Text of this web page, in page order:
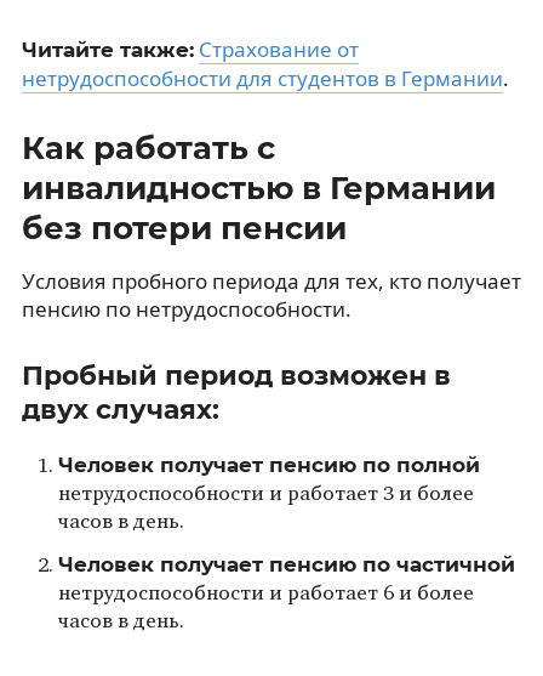
Читайте также: Страхование от
нетрудоспособности для студентов в Германии.
Как работать с
инвалидностью в Германии
без потери пенсии
Условия пробного периода для тех, кто получает
пенсию по нетрудоспособности.
Пробный период возможен в
двух случаях:
Человек получает пенсию по полной
нетрудоспособности и работает 3 и более
часов в день.
Человек получает пенсию по частичной
нетрудоспособности и работает 6 и более
часов в день.